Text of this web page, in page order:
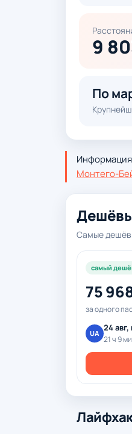
9
По
Монтего-
Самые
самый
75
за одного
UA
24 авг,
21 ч 9